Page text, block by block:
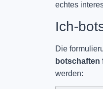
echtes
Ich-
Die
botschaften
werden: